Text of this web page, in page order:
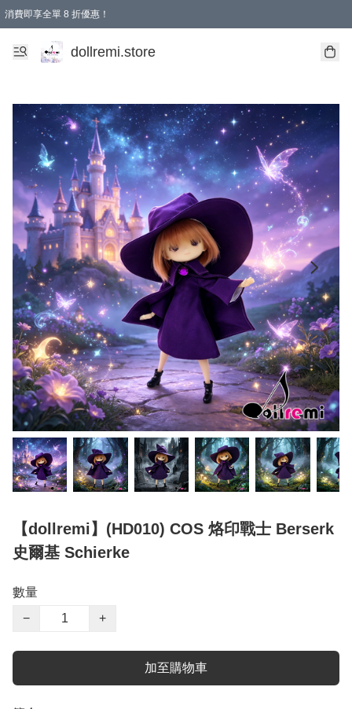
消費即享全單 8 折優惠！
購物滿 HKD 1500.00即享免運費優惠！（適用於 本地送貨、本地取貨、國際送貨 )
dollremi.store
【dollremi】(HD010) COS 烙印戰士 Berserk
史爾基 Schierke
數量
−
+
加至購物車